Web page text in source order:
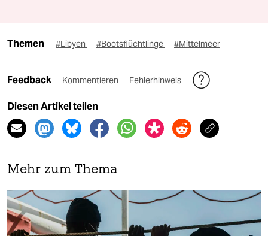
Themen #Libyen #Bootsflüchtlinge #Mittelmeer
Feedback Kommentieren Fehlerhinweis
Diesen Artikel teilen
Mehr zum Thema